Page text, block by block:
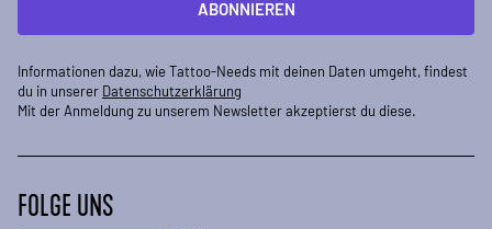
ABONNIEREN
Informationen dazu, wie Tattoo-Needs mit deinen Daten umgeht, findest
du in unserer Datenschutzerklärung
Mit der Anmeldung zu unserem Newsletter akzeptierst du diese.
FOLGE UNS